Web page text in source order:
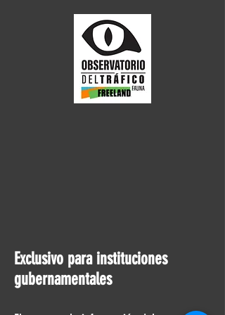
Exclusivo para instituciones
gubernamentales